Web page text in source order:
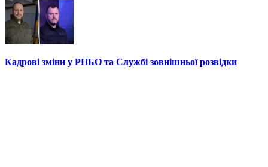
Кадрові зміни у РНБО та Службі зовнішньої розвідки